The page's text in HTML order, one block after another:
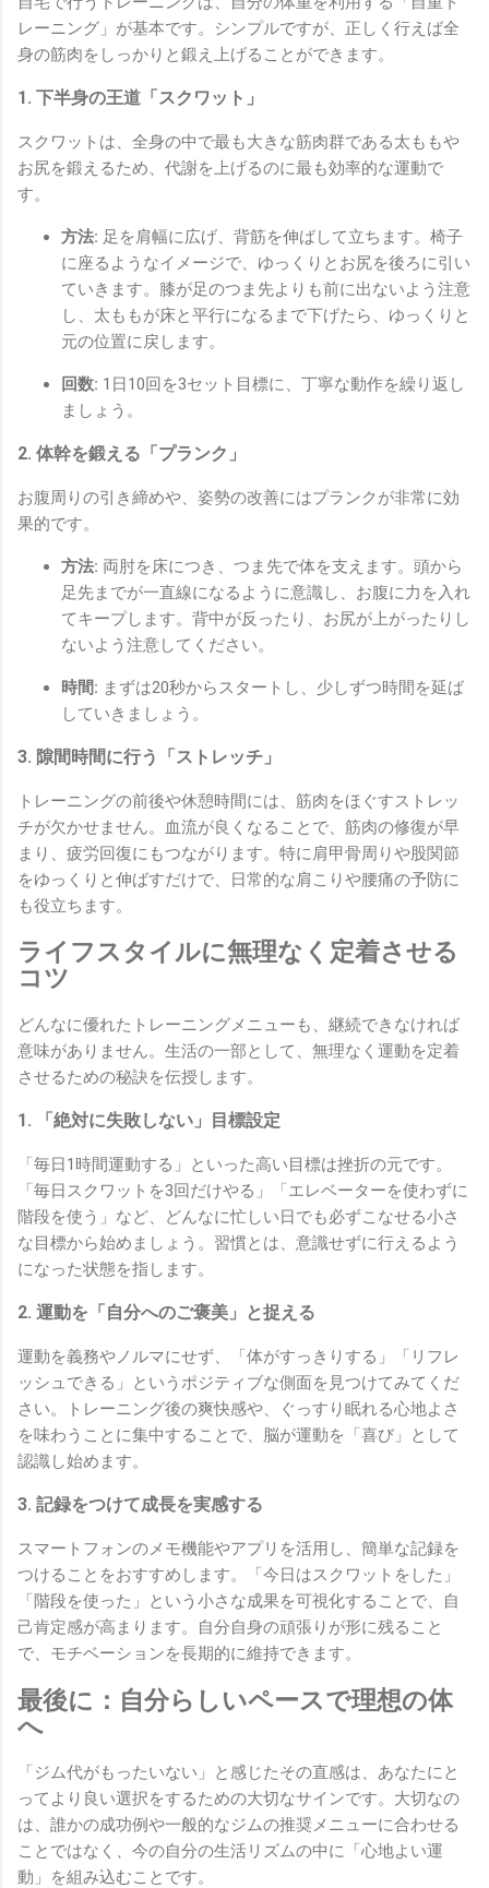
レーニング」が基本です。シンプルですが、正しく行えば全
身の筋肉をしっかりと鍛え上げることができます。
1. 下半身の王道「スクワット」
スクワットは、全身の中で最も大きな筋肉群である太ももや
お尻を鍛えるため、代謝を上げるのに最も効率的な運動で
す。
方法: 足を肩幅に広げ、背筋を伸ばして立ちます。椅子
に座るようなイメージで、ゆっくりとお尻を後ろに引い
ていきます。膝が足のつま先よりも前に出ないよう注意
し、太ももが床と平行になるまで下げたら、ゆっくりと
元の位置に戻します。
回数: 1日10回を3セット目標に、丁寧な動作を繰り返し
ましょう。
2. 体幹を鍛える「プランク」
お腹周りの引き締めや、姿勢の改善にはプランクが非常に効
果的です。
方法: 両肘を床につき、つま先で体を支えます。頭から
足先までが一直線になるように意識し、お腹に力を入れ
てキープします。背中が反ったり、お尻が上がったりし
ないよう注意してください。
時間: まずは20秒からスタートし、少しずつ時間を延ば
していきましょう。
3. 隙間時間に行う「ストレッチ」
トレーニングの前後や休憩時間には、筋肉をほぐすストレッ
チが欠かせません。血流が良くなることで、筋肉の修復が早
まり、疲労回復にもつながります。特に肩甲骨周りや股関節
をゆっくりと伸ばすだけで、日常的な肩こりや腰痛の予防に
も役立ちます。
ライフスタイルに無理なく定着させる
コツ
どんなに優れたトレーニングメニューも、継続できなければ
意味がありません。生活の一部として、無理なく運動を定着
させるための秘訣を伝授します。
1. 「絶対に失敗しない」目標設定
「毎日1時間運動する」といった高い目標は挫折の元です。
「毎日スクワットを3回だけやる」「エレベーターを使わずに
階段を使う」など、どんなに忙しい日でも必ずこなせる小さ
な目標から始めましょう。習慣とは、意識せずに行えるよう
になった状態を指します。
2. 運動を「自分へのご褒美」と捉える
運動を義務やノルマにせず、「体がすっきりする」「リフレ
ッシュできる」というポジティブな側面を見つけてみてくだ
さい。トレーニング後の爽快感や、ぐっすり眠れる心地よさ
を味わうことに集中することで、脳が運動を「喜び」として
認識し始めます。
3. 記録をつけて成長を実感する
スマートフォンのメモ機能やアプリを活用し、簡単な記録を
つけることをおすすめします。「今日はスクワットをした」
「階段を使った」という小さな成果を可視化することで、自
己肯定感が高まります。自分自身の頑張りが形に残ること
で、モチベーションを長期的に維持できます。
最後に：自分らしいペースで理想の体
へ
「ジム代がもったいない」と感じたその直感は、あなたにと
ってより良い選択をするための大切なサインです。大切なの
は、誰かの成功例や一般的なジムの推奨メニューに合わせる
ことではなく、今の自分の生活リズムの中に「心地よい運
動」を組み込むことです。